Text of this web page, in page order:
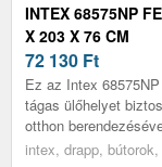
INTEX 68575NP
X 203 X 76 CM
72 130 Ft
Ez az Intex
tágas ülőhelyet
otthon
intex, drapp,